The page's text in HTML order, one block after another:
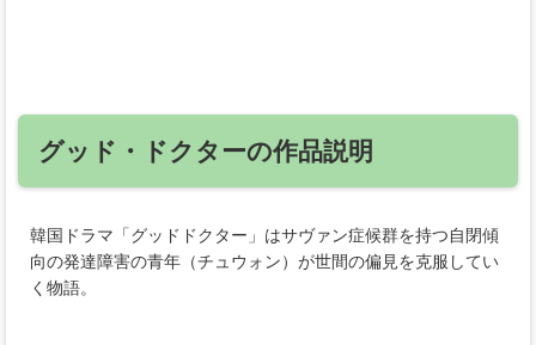
グッド・ドクターの作品説明
韓国ドラマ「グッドドクター」はサヴァン症候群を持つ自閉傾
向の発達障害の青年（チュウォン）が世間の偏見を克服してい
く物語。